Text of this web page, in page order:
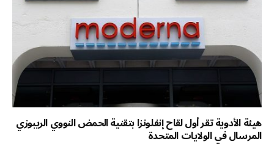
هيئة الأدوية تقر أول لقاح إنفلونزا بتقنية الحمض النووي الريبوزي
المرسال في الولايات المتحدة